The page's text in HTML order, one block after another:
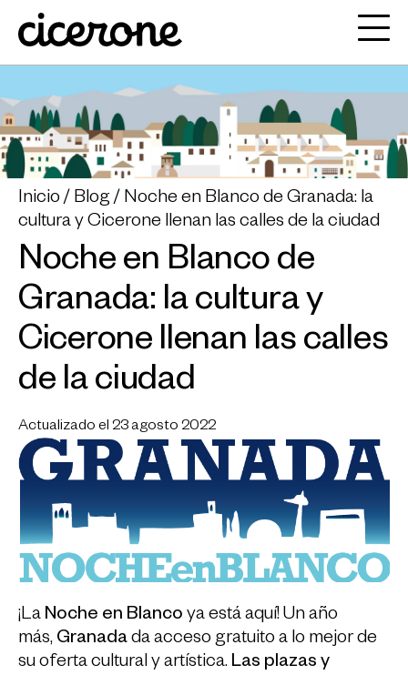
Inicio Blog
Noche en Blanco de Granada: la
cultura y Cicerone llenan las calles de la ciudad
Noche en Blanco de
Granada: la cultura y
Cicerone llenan las calles
de la ciudad
Actualizado el 23 agosto 2022
¡La Noche en Blanco ya está aquí! Un año
más, Granadada acceso gratuito a lo mejor de
su oferta cultural y artística. Las plazas y